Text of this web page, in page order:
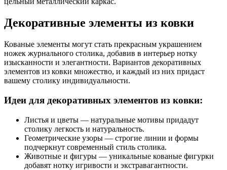
Декоративные элементы из ковки
Кованые элементы могут стать прекрасным украшением
ножек журнального столика, добавив в интерьер нотку
изысканности и элегантности. Вариантов декоративных
элементов из ковки множество, и каждый из них придаст
вашему столику индивидуальности.
Идеи для декоративных элементов из ковки:
Листья и цветы — натуральные мотивы придадут
столику легкость и натуральность.
Геометрические узоры — строгие линии и формы
подчеркнут современный стиль столика.
Животные и фигуры — уникальные кованые фигурки
добавят нотку игривости и экстравагантности.